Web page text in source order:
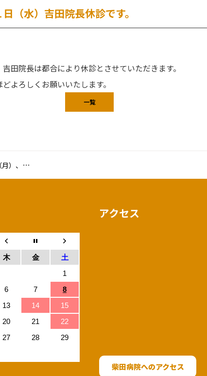
（水）吉田院長休診です。
田院長は都合により休診とさせていただきます。
よろしくお願いいたします。
一覧
院長休診です。
木 金
土
1
6 7
8
13 14
15
20 21
22
27 28
29
アクセス
柴田病院へのアクセス